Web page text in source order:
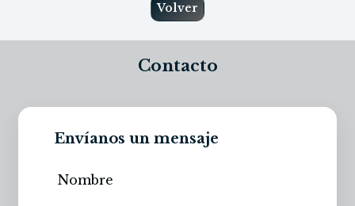
Volver
Contacto
Envíanos un mensaje